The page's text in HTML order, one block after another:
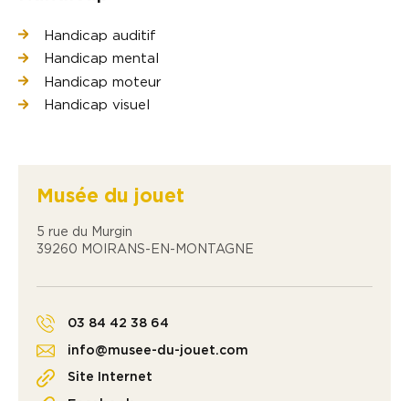
Musée du jouet
5 rue du Murgin
39260 MOIRANS-EN-MONTAGNE
03 84 42 38 64
info@musee-du-jouet.com
Site Internet
Handicap auditif
Handicap mental
Handicap moteur
Handicap visuel